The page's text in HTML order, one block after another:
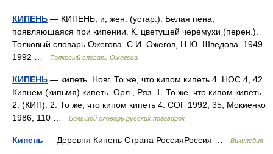
КИПЕНЬ — КИПЕНЬ, и, жен. (устар.). Белая пена,
появляющаяся при кипении. К. цветущей черемухи (перен.).
Толковый словарь Ожегова. С.И. Ожегов, Н.Ю. Шведова. 1949
1992 …
Толковый словарь Ожегова
КИПЕНЬ — кипеть. Новг. То же, что кипом кипеть 4. НОС 4, 42.
Кипнем (кипьмя) кипеть. Орл., Ряз. 1. То же, что кипом кипеть
2. (КИП). 2. То же, что кипом кипеть 4. СОГ 1992, 35; Мокиенко
1986, 110 …
Большой словарь русских поговорок
Кипень — Деревня Кипень Страна РоссияРоссия … Википедия